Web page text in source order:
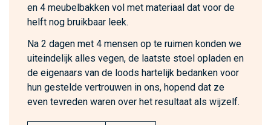
en 4 meubelbakken vol met materiaal dat voor de
helft nog bruikbaar leek.
Na 2 dagen met 4 mensen op te ruimen konden we
uiteindelijk alles vegen, de laatste stoel opladen en
de eigenaars van de loods hartelijk bedanken voor
hun gestelde vertrouwen in ons, hopend dat ze
even tevreden waren over het resultaat als wijzelf.